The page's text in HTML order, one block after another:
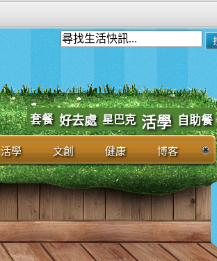
套餐 好去處 星巴克 活學 自助餐
活學 文創 健康 博客